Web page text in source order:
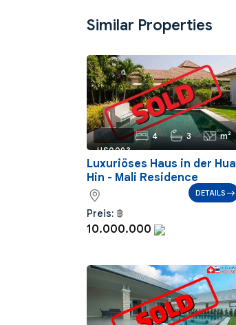
Similar Properties
Ref.:
HS0093
4 3 m²
Luxuriöses Haus in der Hua
Hin - Mali Residence
Preis: ฿
10.000.000
DETAILS